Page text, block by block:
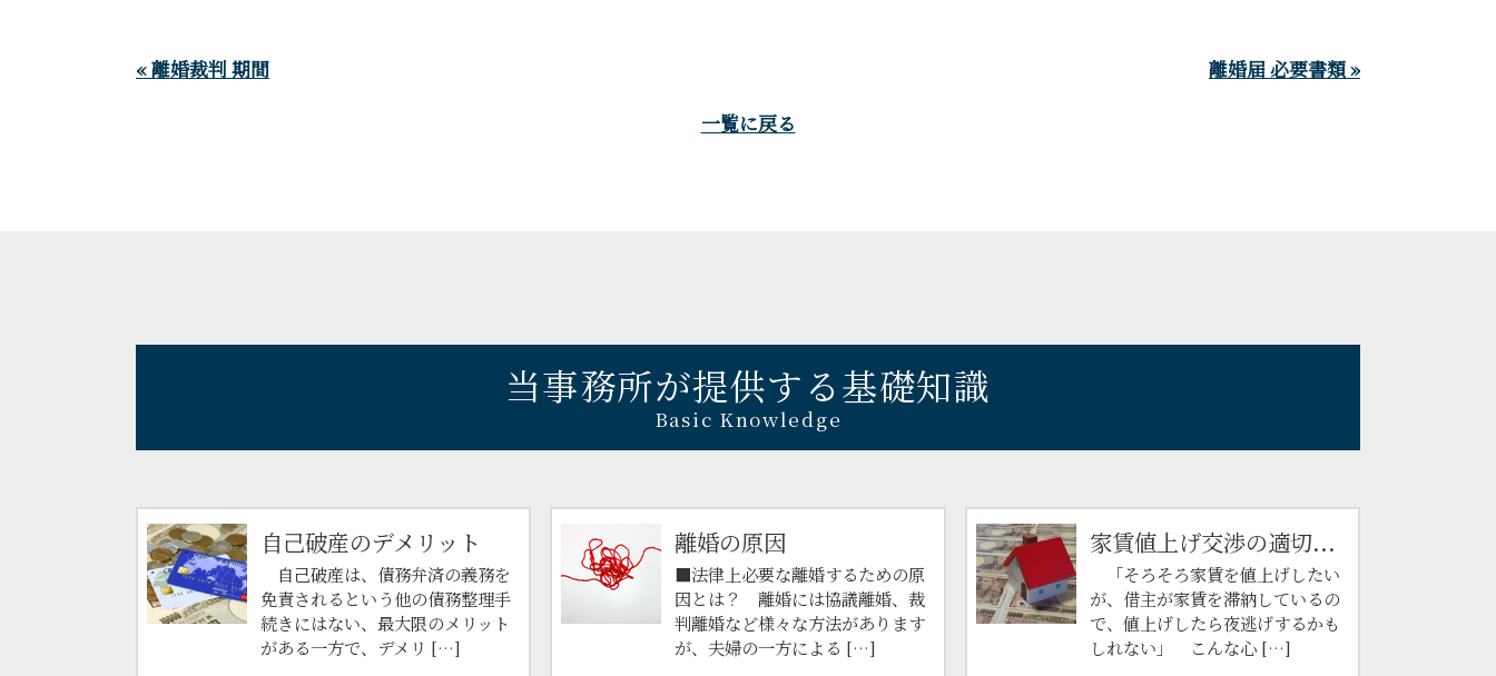
« 離婚裁判 期間
離婚届 必要書類 »
一覧に戻る
当事務所が提供する基礎知識
Basic Knowledge
自己破産のデメリット
自己破産は、債務弁済の義務を
免責されるという他の債務整理手
続きにはない、最大限のメリット
がある一方で、デメリ […]
離婚の原因
■法律上必要な離婚するための原
因とは？ 離婚には協議離婚、裁
判離婚など様々な方法があります
が、夫婦の一方による […]
家賃値上げ交渉の適切...
「そろそろ家賃を値上げしたい
が、借主が家賃を滞納しているの
で、値上げしたら夜逃げするかも
しれない」 こんな心 […]